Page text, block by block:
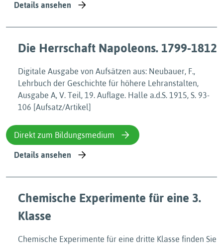
Details ansehen
Die Herrschaft Napoleons. 1799-1812
Digitale Ausgabe von Aufsätzen aus: Neubauer, F.,
Lehrbuch der Geschichte für höhere Lehranstalten,
Ausgabe A, V. Teil, 19. Auflage. Halle a.d.S. 1915, S. 93-
106 [Aufsatz/Artikel]
Direkt zum Bildungsmedium
Details ansehen
Chemische Experimente für eine 3.
Klasse
Chemische Experimente für eine dritte Klasse finden Sie